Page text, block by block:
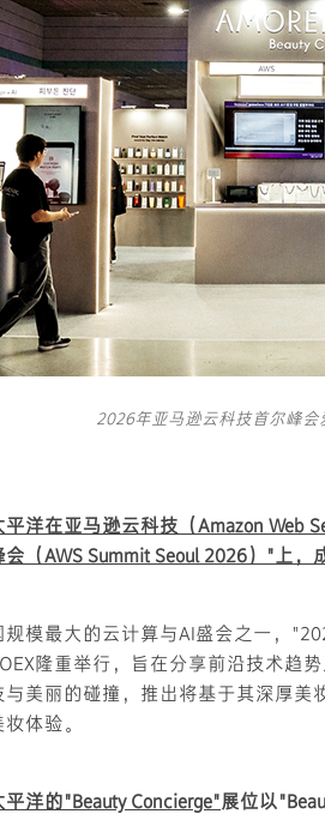
2026年亚马逊云科技首尔峰会
平洋在亚马逊云科技（Amazon Web
（AWS Summit Seoul 2026）"上，
规模最大的云计算与AI盛会之一，
隆重举行，旨在分享前沿技术趋
与美丽的碰撞，推出将基于其深厚
体验。
洋的"Beauty Concierge"展位以